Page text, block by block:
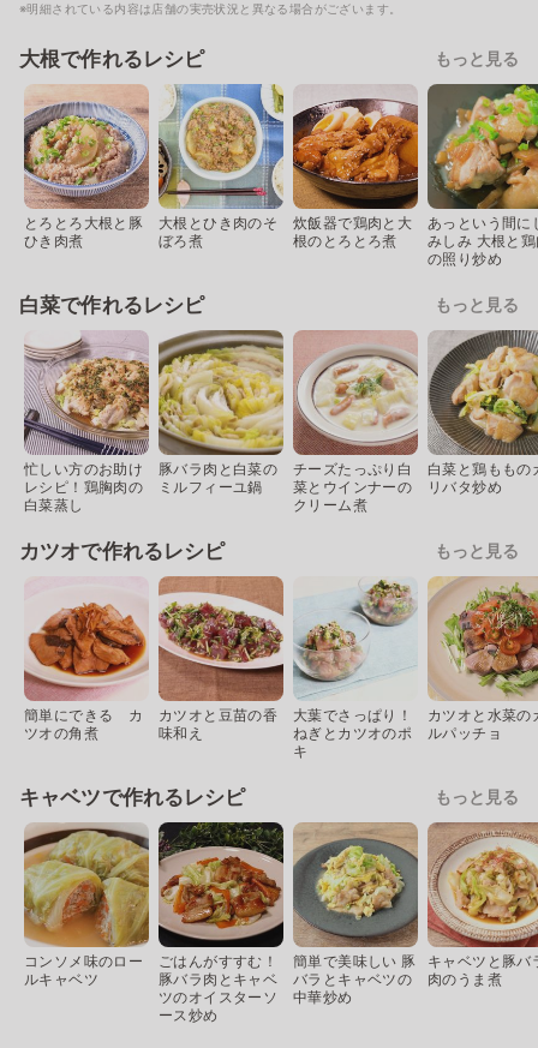
※明細されている内容は店舗の実売状況と異なる場合がございます。
大根で作れるレシピ もっと見る
とろとろ大根と豚
ひき肉煮
大根とひき肉のそ
ぼろ煮
炊飯器で鶏肉と大
根のとろとろ煮
あっという間に
みしみ 大根と
の照り炒め
白菜で作れるレシピ もっと見る
忙しい方のお助け
レシピ！鶏胸肉の
白菜蒸し
豚バラ肉と白菜の
ミルフィーユ鍋
チーズたっぷり白
菜とウインナーの
クリーム煮
白菜と鶏ももの
リバタ炒め
カツオで作れるレシピ もっと見る
簡単にできる カ
ツオの角煮
カツオと豆苗の香
味和え
大葉でさっぱり！
ねぎとカツオのポ
キ
カツオと水菜の
ルパッチョ
キャベツで作れるレシピ もっと見る
コンソメ味のロー
ルキャベツ
ごはんがすすむ！
豚バラ肉とキャベ
ツのオイスターソ
ース炒め
簡単で美味しい 豚
バラとキャベツの
中華炒め
キャベツと豚バ
肉のうま煮